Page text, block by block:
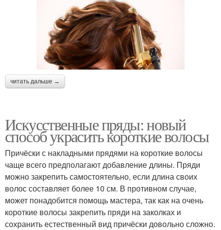
читать дальше →
Искусственные пряды: новый
способ украсить короткие волосы
Причёски с накладными прядями на короткие волосы
чаще всего предполагают добавление длины. Пряди
можно закрепить самостоятельно, если длина своих
волос составляет более 10 см. В противном случае,
может понадобится помощь мастера, так как на очень
короткие волосы закрепить пряди на заколках и
сохранить естественный вид причёски довольно сложно.